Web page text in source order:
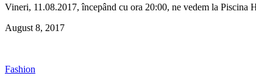
Vineri, 11.08.2017, începând cu ora 20:00, ne vedem la
August 8, 2017
Fashion